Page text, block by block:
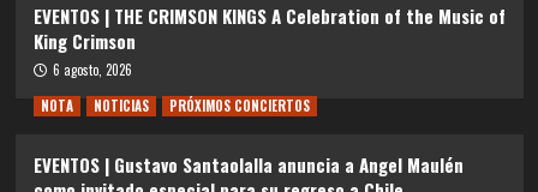
EVENTOS | THE CRIMSON KINGS A Celebration of the Music of
King Crimson
6 agosto, 2026
NOTA
NOTICIAS PRÓXIMOS CONCIERTOS
EVENTOS | Gustavo Santaolalla anuncia a Angel Maulén